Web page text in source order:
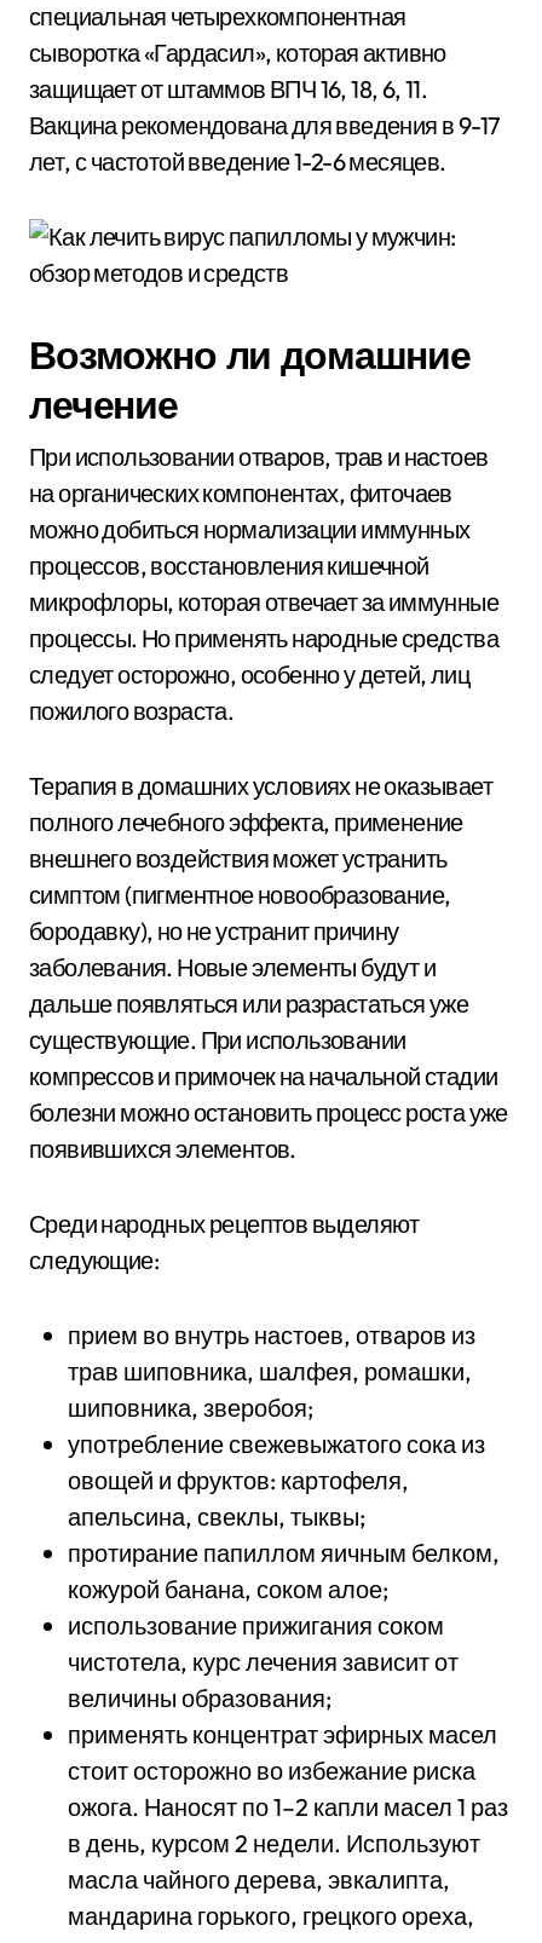
специальная четырехкомпонентная
сыворотка «Гардасил», которая активно
защищает от штаммов ВПЧ 16, 18, 6, 11.
Вакцина рекомендована для введения в 9-17
лет, с частотой введение 1-2-6 месяцев.
Возможно ли домашние
лечение
При использовании отваров, трав и настоев
на органических компонентах, фиточаев
можно добиться нормализации иммунных
процессов, восстановления кишечной
микрофлоры, которая отвечает за иммунные
процессы. Но применять народные средства
следует осторожно, особенно у детей, лиц
пожилого возраста.
Терапия в домашних условиях не оказывает
полного лечебного эффекта, применение
внешнего воздействия может устранить
симптом (пигментное новообразование,
бородавку), но не устранит причину
заболевания. Новые элементы будут и
дальше появляться или разрастаться уже
существующие. При использовании
компрессов и примочек на начальной стадии
болезни можно остановить процесс роста уже
появившихся элементов.
Среди народных рецептов выделяют
следующие:
прием во внутрь настоев, отваров из
трав шиповника, шалфея, ромашки,
шиповника, зверобоя;
употребление свежевыжатого сока из
овощей и фруктов: картофеля,
апельсина, свеклы, тыквы;
протирание папиллом яичным белком,
кожурой банана, соком алое;
использование прижигания соком
чистотела, курс лечения зависит от
величины образования;
применять концентрат эфирных масел
стоит осторожно во избежание риска
ожога. Наносят по 1–2 капли масел 1 раз
в день, курсом 2 недели. Используют
масла чайного дерева, эвкалипта,
мандарина горького, грецкого ореха,